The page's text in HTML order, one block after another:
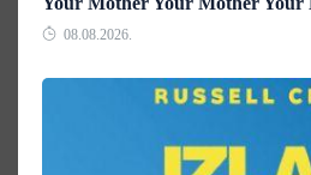
08.08.2026.